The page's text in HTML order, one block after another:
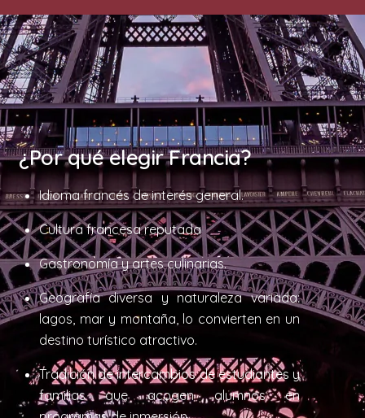
¿Por qué elegir Francia?
Idioma francés de interés general.
Cultura francesa reputada
Gastronomía y artes culinarias.
Geografía diversa y naturaleza variada:
lagos, mar y montaña, lo convierten en un
destino turístico atractivo.
Tradición de intercambios de estudiantes y
familias que acogen alumnos en